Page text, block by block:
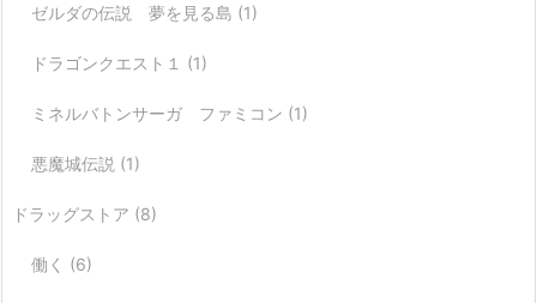
ゼルダの伝説 夢を見る島 (1)
ドラゴンクエスト１ (1)
ミネルバトンサーガ ファミコン (1)
悪魔城伝説 (1)
ドラッグストア (8)
働く (6)